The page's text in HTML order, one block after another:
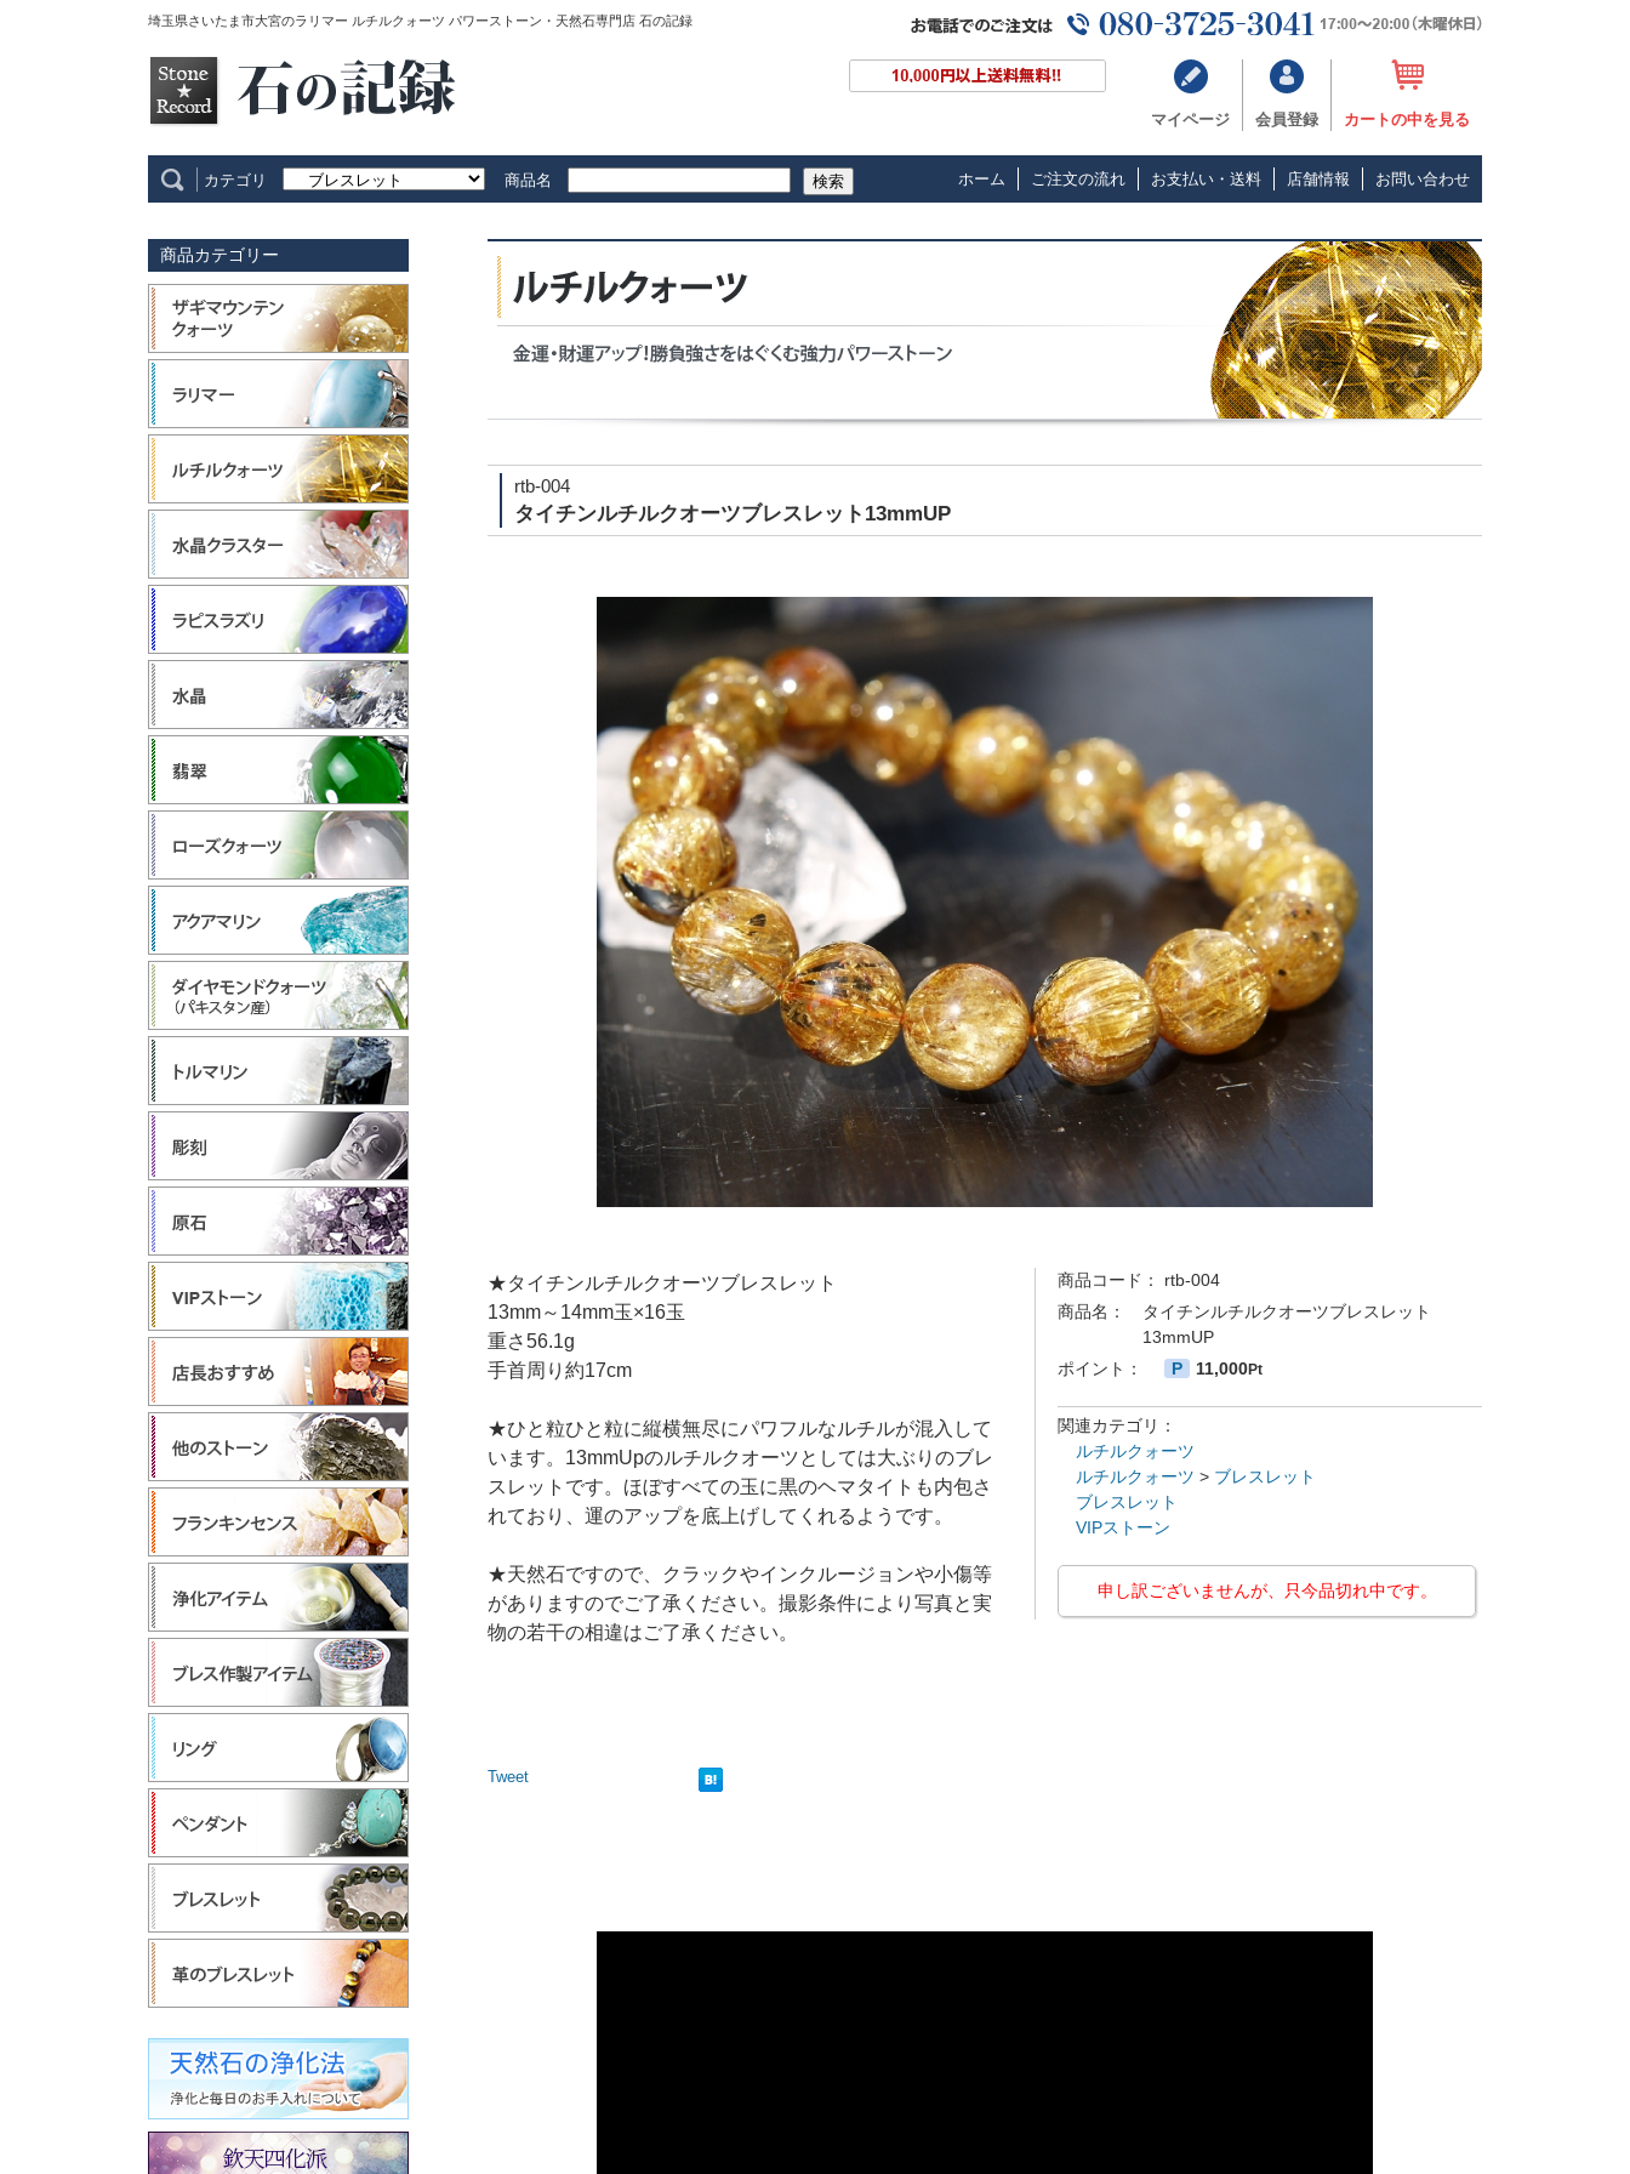
埼玉県さいたま市大宮のラリマー ルチルクォーツ パワーストーン・天然石専門店 石の記録
マイページ 会員登録 カートの中を見る
カテゴリ 商品名 検索 ホーム ご注文の流れ お支払い・送料 店舗情報 お問い合わせ
rtb-004
タイチンルチルクオーツブレスレット13mmUP
商品コード：
rtb-004
商品名：
タイチンルチルクオーツブレスレット
13mmUP
ポイント：
P 11,000Pt
関連カテゴリ：
ルチルクォーツ
ルチルクォーツ > ブレスレット
ブレスレット
VIPストーン
申し訳ございませんが、只今品切れ中です。
★タイチンルチルクオーツブレスレット
13mm～14mm玉×16玉
重さ56.1g
手首周り約17cm
★ひと粒ひと粒に縦横無尽にパワフルなルチルが混入して
います。13mmUpのルチルクオーツとしては大ぶりのブレ
スレットです。ほぼすべての玉に黒のヘマタイトも内包さ
れており、運のアップを底上げしてくれるようです。
★天然石ですので、クラックやインクルージョンや小傷等
がありますのでご了承ください。撮影条件により写真と実
物の若干の相違はご了承ください。
Tweet
商品カテゴリー